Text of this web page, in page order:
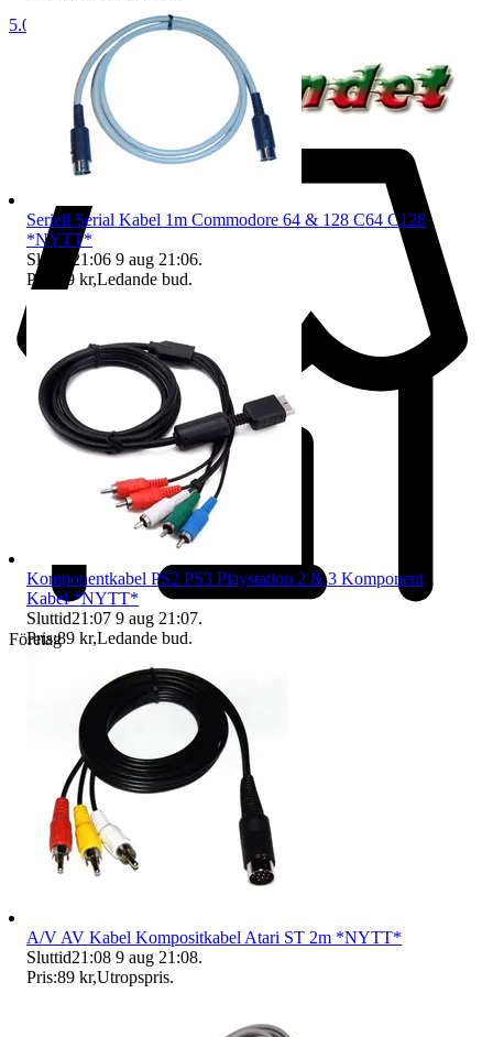
5.0
Företag
Seriell Serial Kabel 1m Commodore 64 & 128 C64 C128
*NYTT*
Sluttid
21:06 9 aug 21:06.
Pris:
89 kr,Ledande bud.
Komponentkabel PS2 PS3 Playstation 2 & 3 Komponent
Kabel *NYTT*
Sluttid21:07 9 aug 21:07.
Pris:89 kr,Ledande bud.
A/V AV Kabel Kompositkabel Atari ST 2m *NYTT*
Sluttid21:08 9 aug 21:08.
Pris:89 kr,Utropspris.